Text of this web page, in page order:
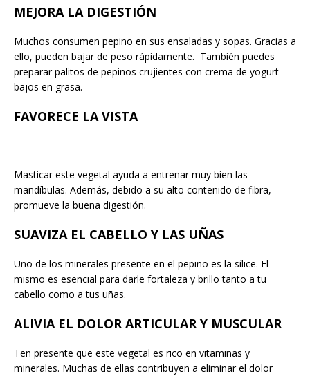
MEJORA LA DIGESTIÓN
Muchos consumen pepino en sus ensaladas y sopas. Gracias a
ello, pueden bajar de peso rápidamente. También puedes
preparar palitos de pepinos crujientes con crema de yogurt
bajos en grasa.
FAVORECE LA VISTA
Masticar este vegetal ayuda a entrenar muy bien las
mandíbulas. Además, debido a su alto contenido de fibra,
promueve la buena digestión.
SUAVIZA EL CABELLO Y LAS UÑAS
Uno de los minerales presente en el pepino es la sílice. El
mismo es esencial para darle fortaleza y brillo tanto a tu
cabello como a tus uñas.
ALIVIA EL DOLOR ARTICULAR Y MUSCULAR
Ten presente que este vegetal es rico en vitaminas y
minerales. Muchas de ellas contribuyen a eliminar el dolor